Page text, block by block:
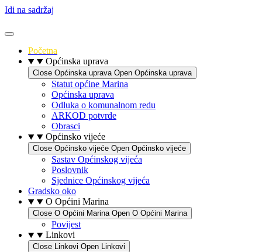
Idi na sadržaj
Početna
Općinska uprava
Close Općinska uprava Open Općinska uprava
Statut općine Marina
Općinska uprava
Odluka o komunalnom redu
ARKOD potvrde
Obrasci
Općinsko vijeće
Close Općinsko vijeće Open Općinsko vijeće
Sastav Općinskog vijeća
Poslovnik
Sjednice Općinskog vijeća
Gradsko oko
O Općini Marina
Close O Općini Marina Open O Općini Marina
Povijest
Linkovi
Close Linkovi Open Linkovi